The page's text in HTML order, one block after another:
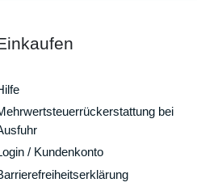
bei
/ Kundenkonto